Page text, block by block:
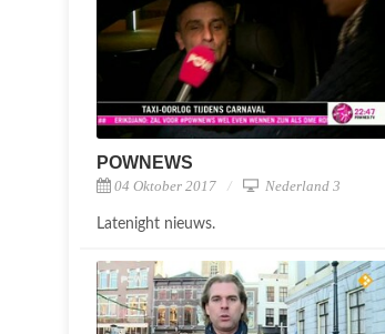
POWNEWS
04 Oktober 2017 Nederland 3
Latenight nieuws.